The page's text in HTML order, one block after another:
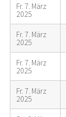
Fr. 7. März
2025
Fr. 7. März
2025
Fr. 7. März
2025
Fr. 7. März
2025